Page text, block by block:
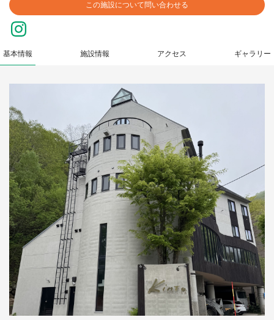
この施設について問い合わせる
基本情報 施設情報 アクセス ギャラリー